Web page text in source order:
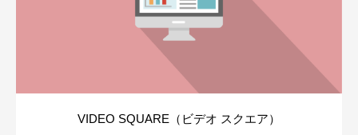
VIDEO SQUARE（ビデオ スクエア）